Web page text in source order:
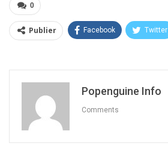
0
Publier Facebook Twitter
Popenguine Info
Comments